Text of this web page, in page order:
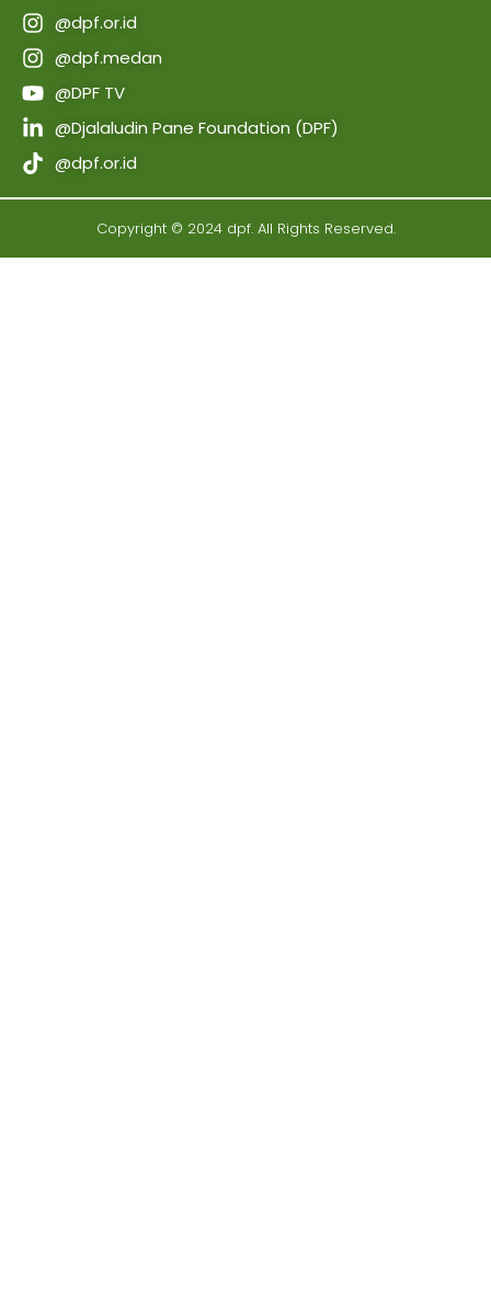
@dpf.or.id
@dpf.medan
@DPF TV
@Djalaludin Pane Foundation (DPF)
@dpf.or.id
Copyright © 2024 dpf. All Rights Reserved.